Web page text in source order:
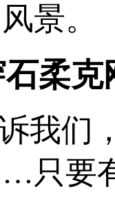
景。
柔克
我们
只要